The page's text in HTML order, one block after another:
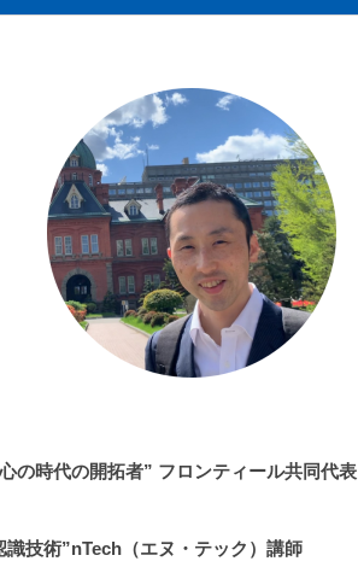
の時代の開拓者” フロンティール共同代表
識技術”nTech（エヌ・テック） 講師